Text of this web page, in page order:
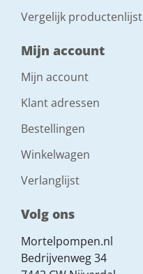
Vergelijk productenlijst
Mijn account
Mijn account
Klant adressen
Bestellingen
Winkelwagen
Verlanglijst
Volg ons
Mortelpompen.nl
Bedrijvenweg 34